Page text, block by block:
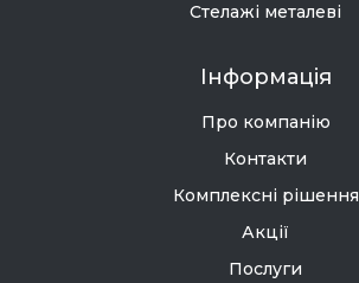
Стелажі металеві
Інформація
Про компанію
Контакти
Комплексні рішення
Акції
Послуги